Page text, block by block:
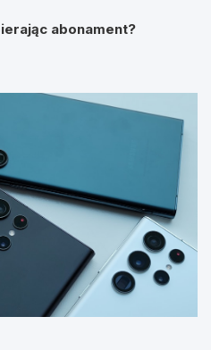
abonament?